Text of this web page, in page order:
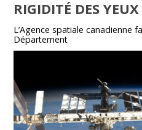
RIGIDITÉ DES YEUX
L’Agence spatiale canadienne
Département